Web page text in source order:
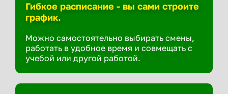
Гибкое расписание - вы сами строите
график.
Можно самостоятельно выбирать смены,
работать в удобное время и совмещать с
учебой или другой работой.